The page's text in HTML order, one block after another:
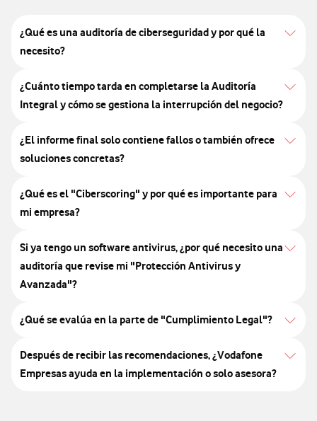
¿Qué es una auditoría de ciberseguridad y por qué la
necesito?
¿Cuánto tiempo tarda en completarse la Auditoría
Integral y cómo se gestiona la interrupción del negocio?
¿El informe final solo contiene fallos o también ofrece
soluciones concretas?
¿Qué es el "Ciberscoring" y por qué es importante para
mi empresa?
Si ya tengo un software antivirus, ¿por qué necesito una
auditoría que revise mi "Protección Antivirus y
Avanzada"?
¿Qué se evalúa en la parte de "Cumplimiento Legal"?
Después de recibir las recomendaciones, ¿Vodafone
Empresas ayuda en la implementación o solo asesora?